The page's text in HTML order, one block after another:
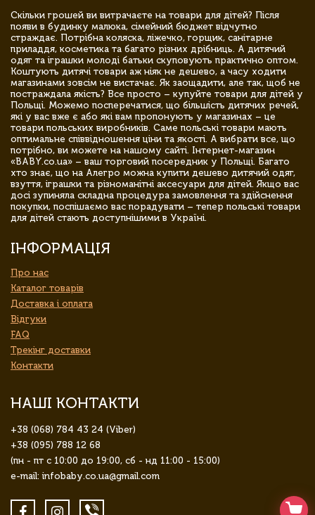
Скільки грошей ви витрачаєте на товари для дітей? Після
появи в будинку малюка, сімейний бюджет відчутно
страждає. Потрібна коляска, ліжечко, горщик, санітарне
приладдя, косметика та багато різних дрібниць. А дитячий
одяг та іграшки молоді батьки скуповують практично оптом.
Коштують дитячі товари аж ніяк не дешево, а часу ходити
магазинами зовсім не вистачає. Як заощадити, але так, щоб не
постраждала якість? Все просто – купуйте товари для дітей у
Польщі. Можемо посперечатися, що більшість дитячих речей,
які у вас вже є або які вам пропонують у магазинах – це
товари польських виробників. Саме польські товари мають
оптимальне співвідношення ціни та якості. А вибрати все, що
потрібно, ви можете на нашому сайті. Інтернет-магазин
«BABY.co.ua» – ваш торговий посередник у Польщі. Багато
хто знає, що на Алегро можна купити дешево дитячий одяг,
взуття, іграшки та різноманітні аксесуари для дітей. Якщо вас
досі зупиняла складна процедура замовлення та здійснення
покупки, поспішаємо вас порадувати – тепер польські товари
для дітей стають доступнішими в Україні.
ІНФОРМАЦІЯ
Про нас
Каталог товарів
Доставка і оплата
Відгуки
FAQ
Трекінг доставки
Контакти
НАШІ КОНТАКТИ
+38 (068) 784 43 24 (Viber)
+38 (095) 788 12 68
(пн - пт с 10:00 до 19:00, сб - нд 11:00 - 15:00)
e-mail: infobaby.co.ua@gmail.com